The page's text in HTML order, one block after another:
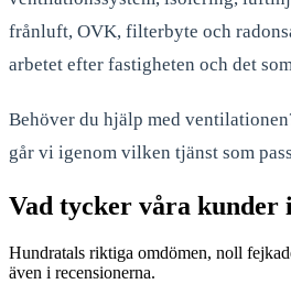
frånluft, OVK, filterbyte och
arbetet efter fastigheten och det
Behöver du hjälp med
går vi igenom vilken tjänst som
Vad tycker våra kunder
Hundratals riktiga omdömen, noll
även i recensionerna.